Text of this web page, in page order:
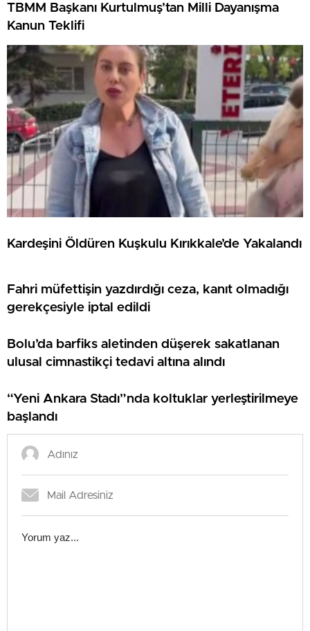
TBMM Başkanı Kurtulmuş’tan Milli Dayanışma
Kanun Teklifi
Kardeşini Öldüren Kuşkulu Kırıkkale’de Yakalandı
Fahri müfettişin yazdırdığı ceza, kanıt olmadığı
gerekçesiyle iptal edildi
Bolu’da barfiks aletinden düşerek sakatlanan
ulusal cimnastikçi tedavi altına alındı
“Yeni Ankara Stadı”nda koltuklar yerleştirilmeye
başlandı